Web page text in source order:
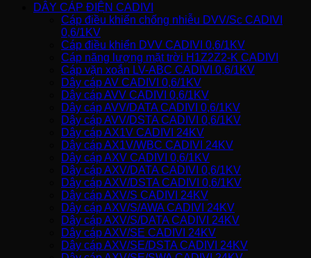
DÂY CÁP ĐIỆN CADIVI
Cáp điều khiển chống nhiễu DVV/Sc CADIVI
0,6/1KV
Cáp điều khiển DVV CADIVI 0,6/1KV
Cáp năng lượng mặt trời H1Z2Z2-K CADIVI
Cáp vặn xoắn LV-ABC CADIVI 0,6/1KV
Dây cáp AV CADIVI 0,6/1KV
Dây cáp AVV CADIVI 0,6/1KV
Dây cáp AVV/DATA CADIVI 0,6/1KV
Dây cáp AVV/DSTA CADIVI 0,6/1KV
Dây cáp AX1V CADIVI 24KV
Dây cáp AX1V/WBC CADIVI 24KV
Dây cáp AXV CADIVI 0,6/1KV
Dây cáp AXV/DATA CADIVI 0,6/1KV
Dây cáp AXV/DSTA CADIVI 0,6/1KV
Dây cáp AXV/S CADIVI 24KV
Dây cáp AXV/S/AWA CADIVI 24KV
Dây cáp AXV/S/DATA CADIVI 24KV
Dây cáp AXV/SE CADIVI 24KV
Dây cáp AXV/SE/DSTA CADIVI 24KV